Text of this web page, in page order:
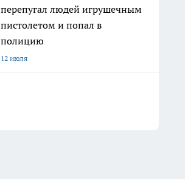
перепугал людей игрушечным
пистолетом и попал в
полицию
12 июля